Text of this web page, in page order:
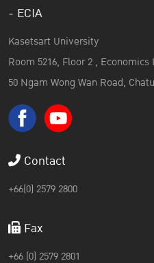
- ECIA
Kasetsart University
Room 5216, Floor 2 ,
50 Ngam Wong Wan Road,
Contact
+66(0) 2579 2800
Fax
+66 (0) 2579 2801